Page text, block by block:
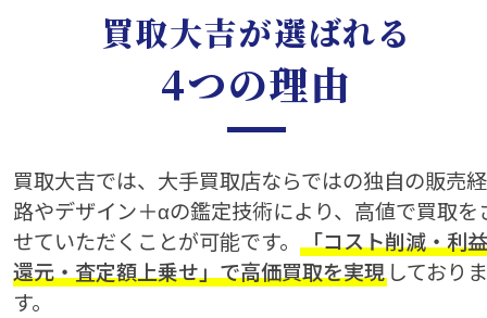
買取大吉が選ばれる
4つの理由
買取大吉では、大手買取店ならではの独自の販売経
路やデザイン＋αの鑑定技術により、高値で買取を
せていただくことが可能です。 「コスト削減・利益
還元・査定額上乗せ」で高価買取を実現しておりま
す。